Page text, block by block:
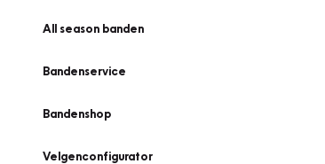
All season banden
Bandenservice
Bandenshop
Velgenconfigurator